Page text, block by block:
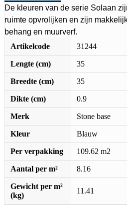
De kleuren van de serie Solaan
ruimte opvrolijken en zijn
behang en muurverf.
Artikelcode
31244
Lengte (cm) 35
Breedte (cm) 35
Dikte (cm) 0.9
Merk Stone base
Kleur Blauw
Per verpakking 109.62 m2
Aantal per m² 8.16
Gewicht per m²
(kg)
11.41